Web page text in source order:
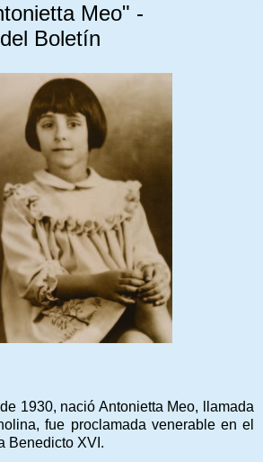
Meo" -
Boletín
1930, nació Antonietta Meo, llamada
fue proclamada venerable en el
Benedicto XVI.